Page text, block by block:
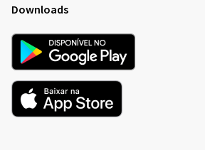
Downloads